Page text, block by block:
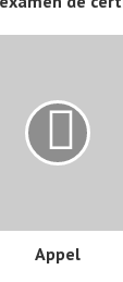
Appel